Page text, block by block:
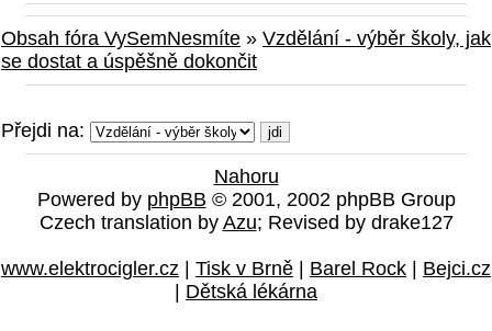
Obsah fóra VySemNesmíte » Vzdělání - výběr školy, jak
se dostat a úspěšně dokončit
Přejdi na:
Nahoru
Powered by phpBB © 2001, 2002 phpBB Group
Czech translation by Azu; Revised by drake127
www.elektrocigler.cz | Tisk v Brně | Barel Rock | Bejci.cz
| Dětská lékárna